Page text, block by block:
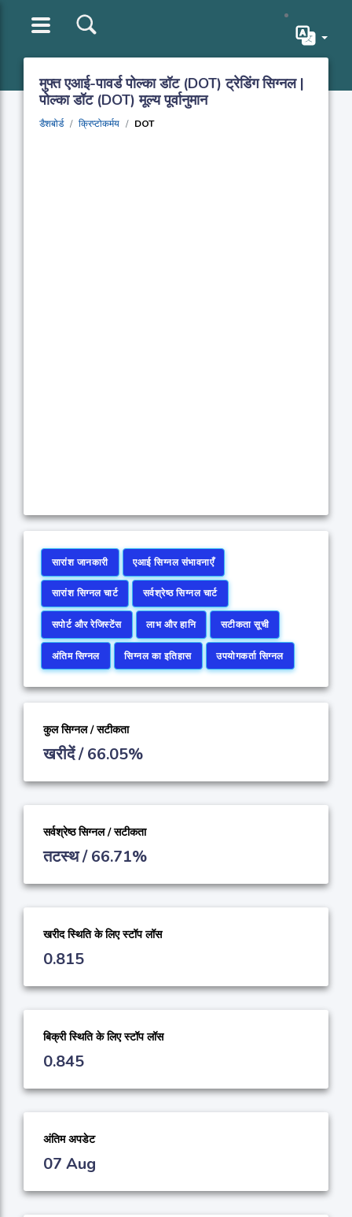
मुफ्त एआई-पावर्ड पोल्का डॉट (DOT) ट्रेडिंग सिग्नल |
पोल्का डॉट (DOT) मूल्य पूर्वानुमान
डैशबोर्ड क्रिप्टोकर्मय DOT
सारांश जानकारी एआई सिग्नल संभावनाएँ
सारांश सिग्नल चार्ट सर्वश्रेष्ठ सिग्नल चार्ट
सपोर्ट और रेजिस्टेंस लाभ और हानि सटीकता सूची
अंतिम सिग्नल सिग्नल का इतिहास उपयोगकर्ता सिग्नल
कुल सिग्नल / सटीकता
खरीदें / 66.05%
सर्वश्रेष्ठ सिग्नल / सटीकता
तटस्थ / 66.71%
खरीद स्थिति के लिए स्टॉप लॉस
0.815
बिक्री स्थिति के लिए स्टॉप लॉस
0.845
अंतिम अपडेट
07 Aug